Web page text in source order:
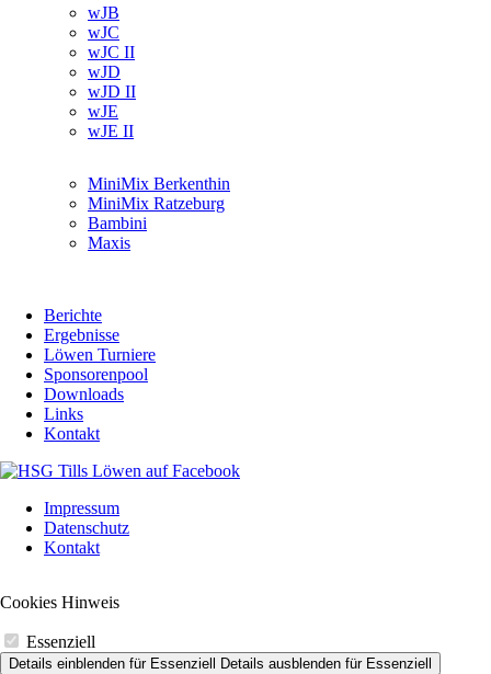
Navigation
überspringen
wJB
wJC
wJC II
wJD
wJD II
wJE
wJE II
Navigation
überspringen
MiniMix Berkenthin
MiniMix Ratzeburg
Bambini
Maxis
Berichte
Ergebnisse
Löwen Turniere
Sponsorenpool
Downloads
Links
Kontakt
überspringen
Impressum
Datenschutz
Kontakt
Cookies Hinweis
Essenziell
Details einblenden für Essenziell Details ausblenden für Essenziell